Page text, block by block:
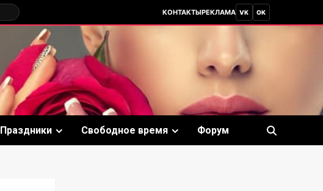
КОНТАКТЫРЕКЛАМА VK OK
Праздники Свободное время Форум